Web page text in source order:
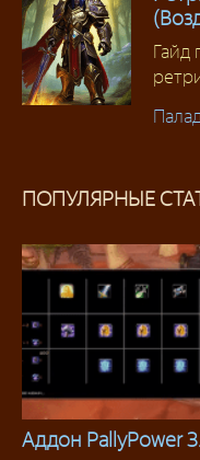
Гайд
ПОПУЛЯРНЫЕ
Аддон PallyPower